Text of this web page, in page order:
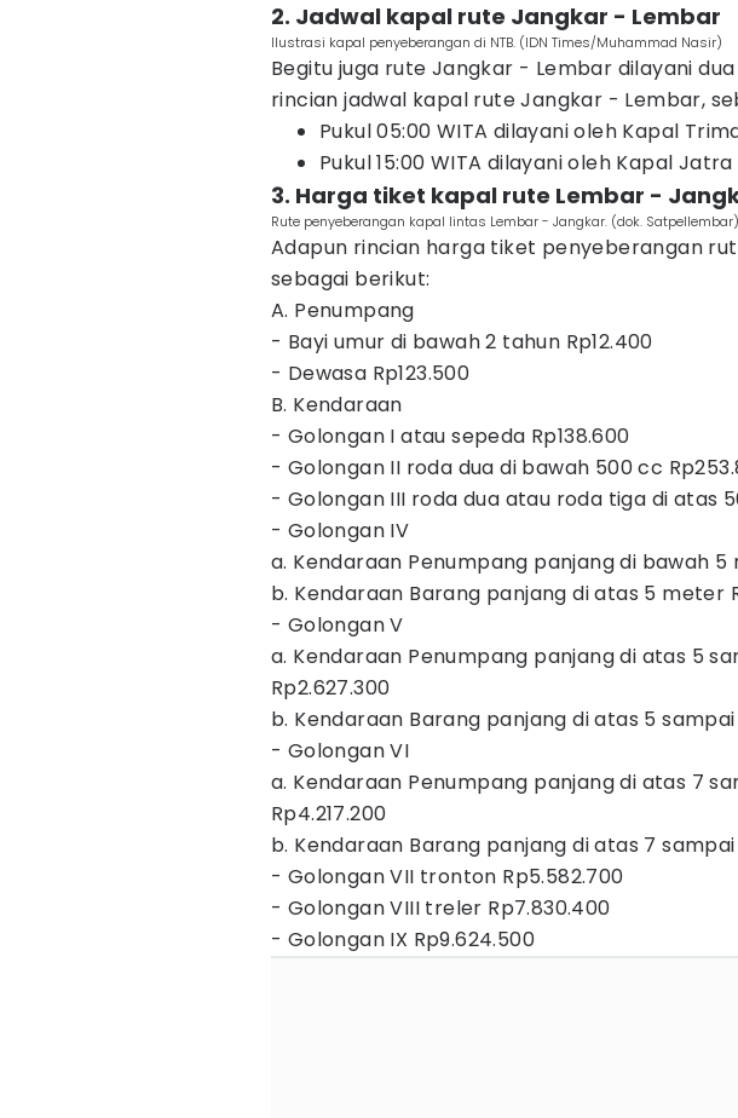
2. Jadwal kapal rute Jangkar - Lembar
Ilustrasi kapal penyeberangan di NTB. (IDN Times/Muhammad Nasir)
Begitu juga rute Jangkar - Lembar dilayani
rincian jadwal kapal rute Jangkar - Lembar,
Pukul 05:00 WITA dilayani oleh Kapal
Pukul 15:00 WITA dilayani oleh Kapal Jatra
3. Harga tiket kapal rute Lembar -
Rute penyeberangan kapal lintas Lembar - Jangkar. (dok. Satpellembar)
Adapun rincian harga tiket penyeberangan
sebagai berikut:
A. Penumpang
- Bayi umur di bawah 2 tahun Rp12.400
- Dewasa Rp123.500
B. Kendaraan
- Golongan I atau sepeda Rp138.600
- Golongan II roda dua di bawah 500 cc
- Golongan III roda dua atau roda tiga di atas
- Golongan IV
a. Kendaraan Penumpang panjang di bawah 5
b. Kendaraan Barang panjang di atas 5 meter
- Golongan V
a. Kendaraan Penumpang panjang di atas 5
Rp2.627.300
b. Kendaraan Barang panjang di atas 5
- Golongan VI
a. Kendaraan Penumpang panjang di atas 7
Rp4.217.200
b. Kendaraan Barang panjang di atas 7
- Golongan VII tronton Rp5.582.700
- Golongan VIII treler Rp7.830.400
- Golongan IX Rp9.624.500